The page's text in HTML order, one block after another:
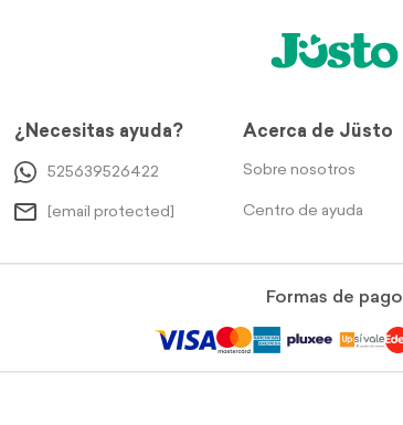
¿Necesitas ayuda?
525639526422
[email protected]
Acerca de Jüsto
Sobre nosotros
Centro de ayuda
Formas de pago